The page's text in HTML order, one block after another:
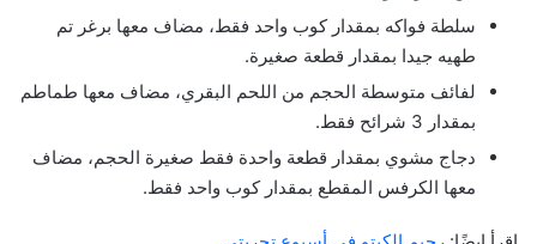
سلطة فواكه بمقدار كوب واحد فقط، مضاف معها برغر تم
طهيه جيدا بمقدار قطعة صغيرة.
لفائف متوسطة الحجم من اللحم البقري، مضاف معها طماطم
بمقدار 3 شرائح فقط.
دجاج مشوي بمقدار قطعة واحدة فقط صغيرة الحجم، مضاف
معها الكرفس المقطع بمقدار كوب واحد فقط.